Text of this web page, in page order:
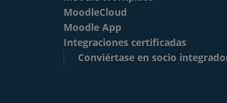
MoodleCloud
Moodle App
Integraciones certificadas
Conviértase en socio